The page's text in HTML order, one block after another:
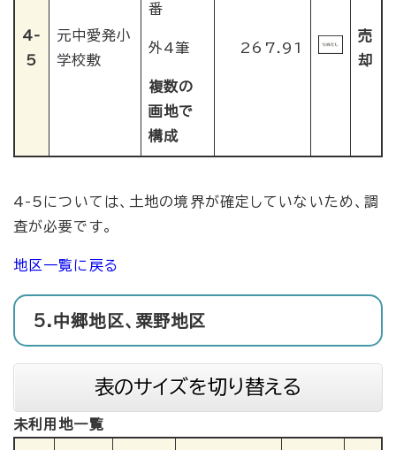
4-
5
元中愛発小
学校敷
番
外4筆
複数の
画地で
構成
267.91
売
却
4-5については、土地の境界が確定していないため、調
査が必要です。
地区一覧に戻る
5.中郷地区、粟野地区
表のサイズを切り替える
未利用地一覧